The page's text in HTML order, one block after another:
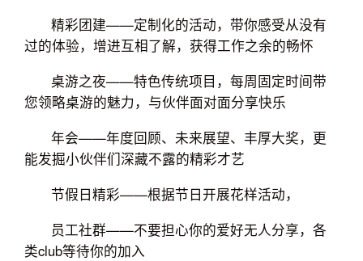
精彩团建——定制化的活动，带你感受从没有
过的体验，增进互相了解，获得工作之余的畅怀
桌游之夜——特色传统项目，每周固定时间带
您领略桌游的魅力，与伙伴面对面分享快乐
年会——年度回顾、未来展望、丰厚大奖，更
能发掘小伙伴们深藏不露的精彩才艺
节假日精彩——根据节日开展花样活动，
员工社群——不要担心你的爱好无人分享，各
类club等待你的加入